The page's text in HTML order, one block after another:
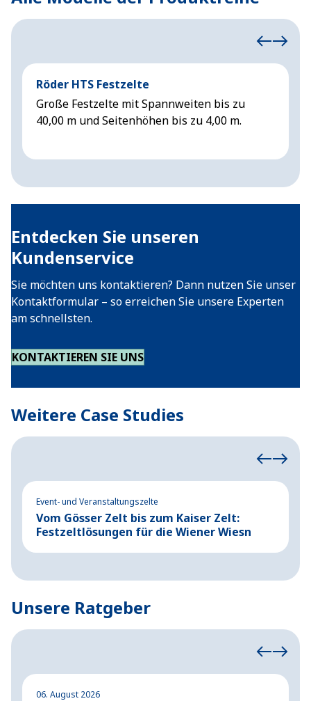
Röder HTS Festzelte
Große Festzelte mit Spannweiten bis zu
40,00 m und Seitenhöhen bis zu 4,00 m.
Entdecken Sie unseren
Kundenservice
Sie möchten uns kontaktieren? Dann nutzen Sie unser
Kontaktformular – so erreichen Sie unsere Experten
am schnellsten.
KONTAKTIEREN SIE UNS
Weitere Case Studies
Event- und Veranstaltungszelte
Vom Gösser Zelt bis zum Kaiser Zelt:
Festzeltlösungen für die Wiener Wiesn
Unsere Ratgeber
06. August 2026